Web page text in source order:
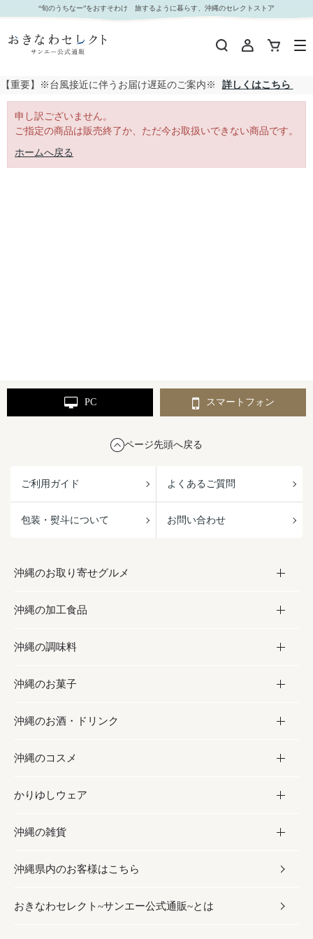
｜おきなわセレクト サンエー公式通販
“旬のうちなー”をおすそわけ 旅するように暮らす、沖縄のセレクトストア
【重要】※台風接近に伴うお届け遅延のご案内※ 詳しくはこちら
申し訳ございません。
ご指定の商品は販売終了か、ただ今お取扱いできない商品です。
ホームへ戻る
PC スマートフォン
ページ先頭へ戻る
ご利用ガイド よくあるご質問
包装・熨斗について お問い合わせ
沖縄のお取り寄せグルメ
お取り寄せグルメ
フルーツ・野菜
お肉
海産物
沖縄の加工食品
加工食品
缶詰／パウチ
沖縄料理
沖縄そば／乾麺
レトルト食品
乾物／粉類
沖縄の調味料
調味料
砂糖／黒砂糖
塩
お酢／ドレッシング
しょうゆ
みそ
だし／スパイス／島唐辛子
沖縄のお菓子
お菓子
黒糖
ちんすこう
伝統菓子
スナック
おつまみ
沖縄のお酒・ドリンク
お酒・ドリンク
泡盛
ビール・チューハイ
ワイン・ウィスキー・カクテル
ドリンク
沖縄のコスメ
コスメ
スキンケア
ボディケア
ヘアケア
かりゆしウェア
かりゆしウェア
メンズ
レディース
沖縄の雑貨
雑貨
沖縄ファッション
沖縄県内のお客様はこちら
おきなわセレクト~サンエー公式通販~とは